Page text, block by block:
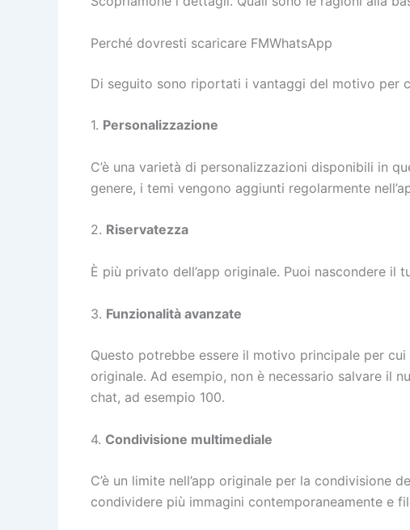
Perché dovresti scaricare FMWhatsApp
Di seguito sono riportati i vantaggi del motivo per
1. Personalizzazione
C’è una varietà di personalizzazioni disponibili in
genere, i temi vengono aggiunti regolarmente
2. Riservatezza
È più privato dell’app originale. Puoi nascondere
3. Funzionalità avanzate
Questo potrebbe essere il motivo principale per
originale. Ad esempio, non è necessario salvare il
chat, ad esempio 100.
4. Condivisione multimediale
C’è un limite nell’app originale per la condivisione
condividere più immagini contemporaneamente e